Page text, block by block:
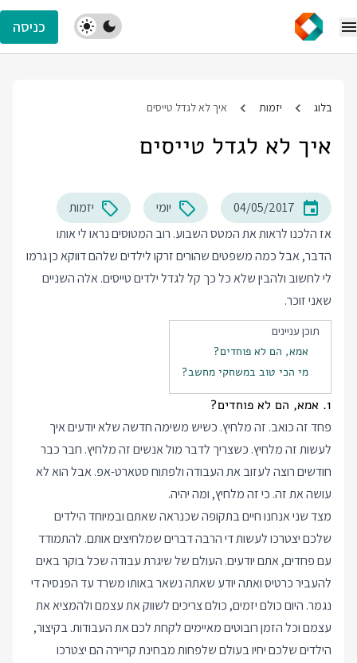
כניסה
בלוג יזמות איך לא לגדל טייסים
איך לא לגדל טייסים
04/05/2017 יומי
יזמות
אז הלכנו לראות את המטס השבוע. רוב המטוסים נראו לי אותו
הדבר, אבל כמה משפטים שהורים זרקו לילדים שלהם דווקא כן גרמו
לי לחשוב ולהבין שלא כל כך קל לגדל ילדים טייסים. אלה השניים
שאני זוכר.
תוכן עניינים
אמא, הם לא פוחדים?
מי הכי טוב במשחקי מחשב?
1. אמא, הם לא פוחדים?
פחד זה כואב. זה מלחיץ. כשיש משימה חדשה שלא יודעים איך
לעשות זה מלחיץ. כשצריך לדבר מול אנשים זה מלחיץ. חבר כבר
חודשים רוצה לעזוב את העבודה ולפתוח סטארט-אפ. אבל הוא לא
עושה את זה. כי זה מלחיץ, ומה יהיה.
מצד שני אנחנו חיים בתקופה שכנראה שאתם ובמיוחד הילדים
שלכם יצטרכו לעשות די הרבה דברים שמלחיצים אותם. להתמודד
עם פחדים, אתם יודעים. העולם של שיגרת עבודה שכל בוקר באים
להעביר כרטיס ואתה יודע שאתה נשאר באותו משרד עד הפנסיה די
נגמר. היום כולם יזמים, כולם צריכים לשווק את עצמם ולהמציא את
עצמם וכל הזמן רובוטים מאיימים לקחת לכם את העבודות. בקיצור,
הילדים שלכם יחיו בעולם שלפחות מבחינת קריירה הם יצטרכו